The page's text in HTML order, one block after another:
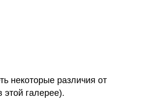
некоторые различия от
этой галерее).